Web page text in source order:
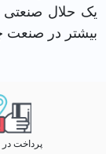
یک حلال
بیشتر در صنعت
پرداخت